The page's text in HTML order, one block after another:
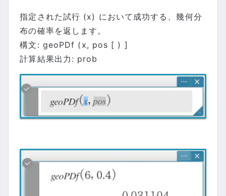
指定された試行 (x) において成功する、幾何分
布の確率を返します。
構文: geoPDf (x, pos [ ) ]
計算結果出力: prob